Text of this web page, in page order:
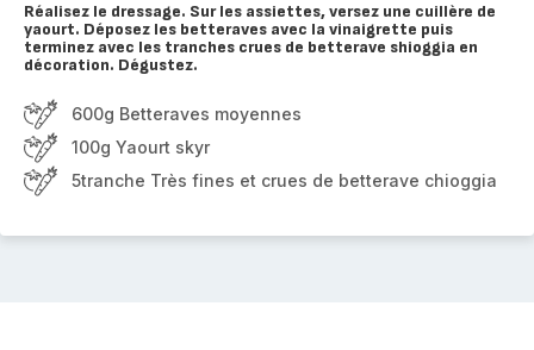
Réalisez le dressage. Sur les assiettes, versez une cuillère de
yaourt. Déposez les betteraves avec la vinaigrette puis
terminez avec les tranches crues de betterave shioggia en
décoration. Dégustez.
600g Betteraves moyennes
100g Yaourt skyr
5tranche Très fines et crues de betterave chioggia